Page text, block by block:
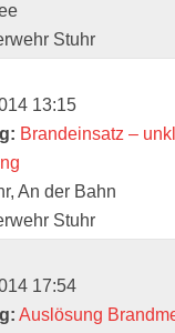
Stuhr
13:15
Brandeinsatz –
An der Bahn
Stuhr
17:54
Auslösung